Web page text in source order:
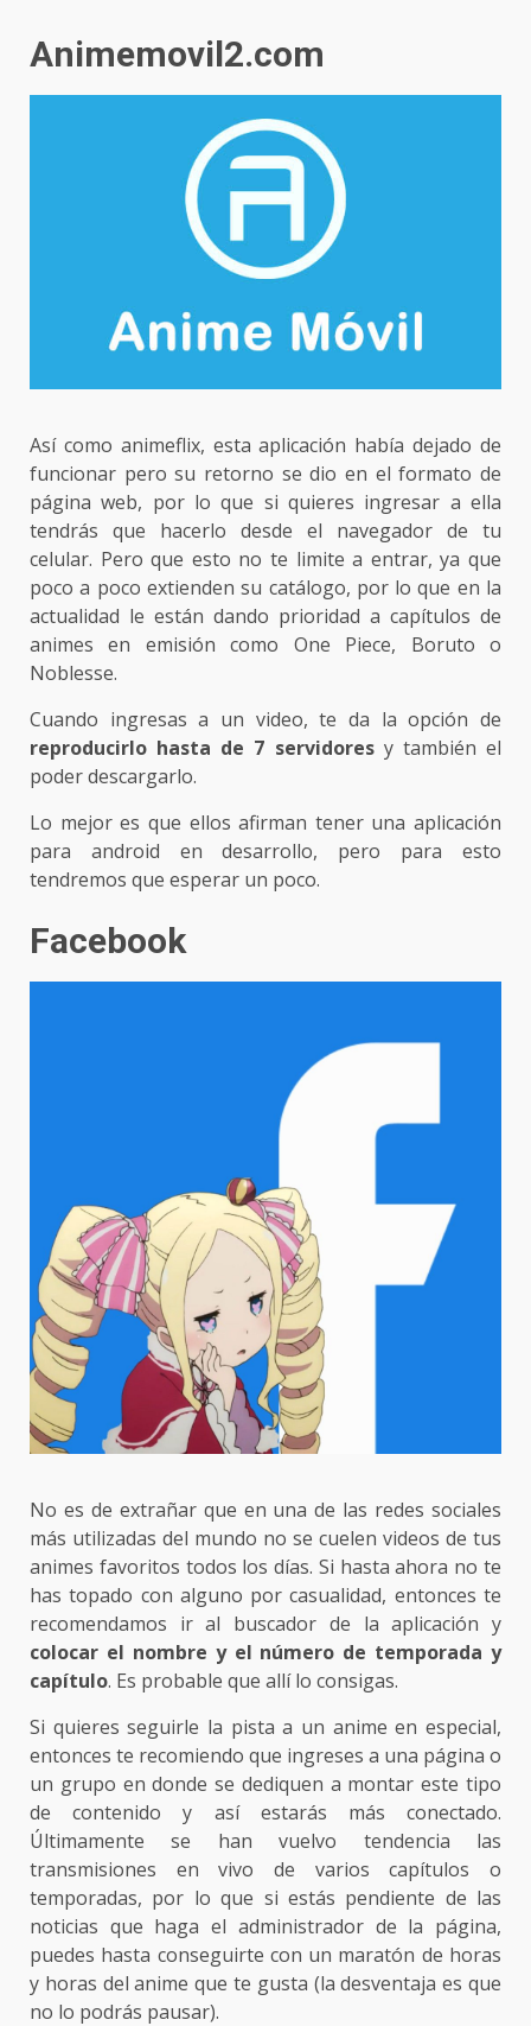
Animemovil2.com
Así como animeflix, esta aplicación había dejado de
funcionar pero su retorno se dio en el formato de
página web, por lo que si quieres ingresar a ella
tendrás que hacerlo desde el navegador de tu
celular. Pero que esto no te limite a entrar, ya que
poco a poco extienden su catálogo, por lo que en la
actualidad le están dando prioridad a capítulos de
animes en emisión como One Piece, Boruto o
Noblesse.
Cuando ingresas a un video, te da la opción de
reproducirlo hasta de 7 servidoresy también el
poder descargarlo.
Lo mejor es que ellos afirman tener una aplicación
para android en desarrollo, pero para esto
tendremos que esperar un poco.
Facebook
No es de extrañar que en una de las redes sociales
más utilizadas del mundo no se cuelen videos de tus
animes favoritos todos los días. Si hasta ahora no te
has topado con alguno por casualidad, entonces te
recomendamos ir al buscador de la aplicación y
colocar el nombre y el número de temporada y
capítulo. Es probable que allí lo consigas.
Si quieres seguirle la pista a un anime en especial,
entonces te recomiendo que ingreses a una página o
un grupo en donde se dediquen a montar este tipo
de contenido y así estarás más conectado.
Últimamente se han vuelvo tendencia las
transmisiones en vivo de varios capítulos o
temporadas, por lo que si estás pendiente de las
noticias que haga el administrador de la página,
puedes hasta conseguirte con un maratón de horas
y horas del anime que te gusta (la desventaja es que
no lo podrás pausar).